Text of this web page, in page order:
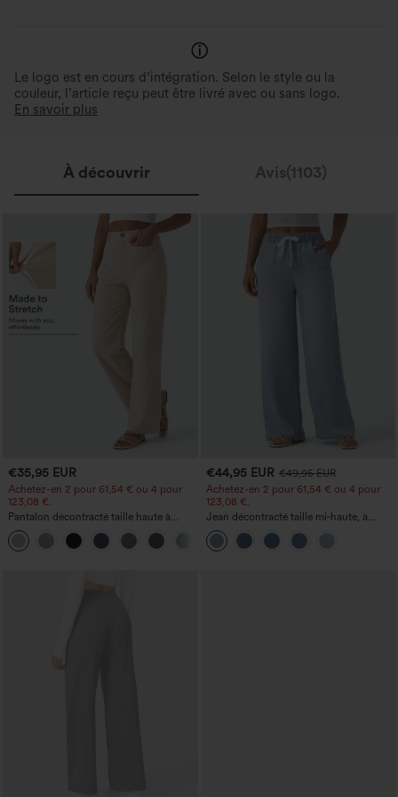
Le logo est en cours d’intégration. Selon le style ou la
couleur, l’article reçu peut être livré avec ou sans logo.
En savoir plus
À découvrir Avis(1103)
€35,95 EUR
Achetez-en 2 pour 61,54 € ou 4 pour
123,08 €.
Pantalon décontracté taille haute à
jambe droite, effet lin, avec poches
+5
€44,95 EUR €49,95 EUR
Achetez-en 2 pour 61,54 € ou 4 pour
123,08 €.
Jean décontracté taille mi‑haute, à
cordon de serrage, avec poches